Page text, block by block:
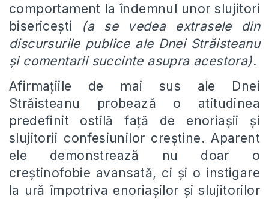
comportament la îndemnul unor slujitori
bisericești
(a se vedea extrasele din
discursurile publice ale Dnei Străisteanu
și comentarii succinte asupra acestora).
Afirmațiile de mai sus ale Dnei
Străisteanu probează o atitudinea
predefinit ostilă față de enoriașii și
slujitorii confesiunilor creștine. Aparent
ele demonstrează nu doar o
creștinofobie avansată, ci și o instigare
la ură împotriva enoriașilor și slujitorilor